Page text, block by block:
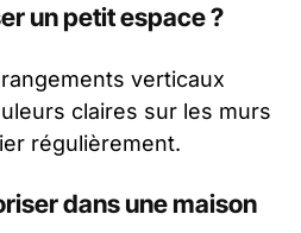
un petit espace ?
verticaux
claires sur les murs
régulièrement.
dans une maison